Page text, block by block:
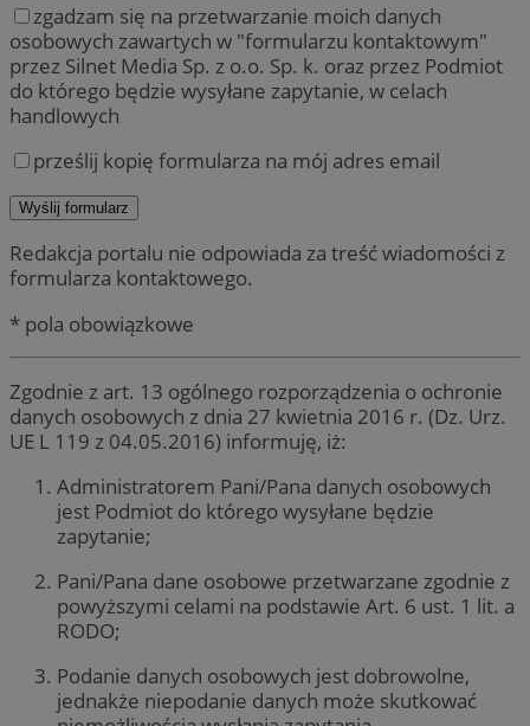
zgadzam się na przetwarzanie moich danych
osobowych zawartych w "formularzu kontaktowym"
przez Silnet Media Sp. z o.o. Sp. k. oraz przez Podmiot
do którego będzie wysyłane zapytanie, w celach
handlowych
prześlij kopię formularza na mój adres email
Redakcja portalu nie odpowiada za treść wiadomości z
formularza kontaktowego.
* pola obowiązkowe
Zgodnie z art. 13 ogólnego rozporządzenia o ochronie
danych osobowych z dnia 27 kwietnia 2016 r. (Dz. Urz.
UE L 119 z 04.05.2016) informuję, iż:
Administratorem Pani/Pana danych osobowych
jest Podmiot do którego wysyłane będzie
zapytanie;
Pani/Pana dane osobowe przetwarzane zgodnie z
powyższymi celami na podstawie Art. 6 ust. 1 lit. a
RODO;
Podanie danych osobowych jest dobrowolne,
jednakże niepodanie danych może skutkować